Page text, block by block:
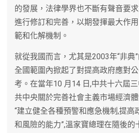
的發展，法律學界也不斷有聲音要
進行修訂和完善，以期發揮最大作
範和化解機制。
就從我國而言，尤其是2003年“非典
全國範圍內掀起了對提高政府應對
考。在當年10 月14 日,中共十六屆
共中央關於完善社會主義市場經濟
“建立健全各種預警和應急機制,提高
和風險的能力”,溫家寶總理在隨後的